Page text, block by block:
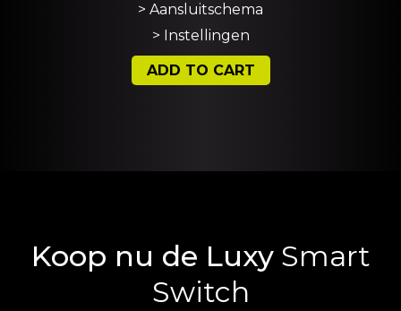
> Aansluitschema
> Instellingen
ADD TO CART
Koop nu de LuxySmart
Switch